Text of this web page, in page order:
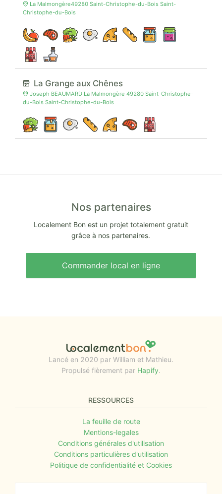
La Malmongère49280 Saint-Christophe-du-Bois Saint-
Christophe-du-Bois
La Grange aux Chênes
Joseph BEAUMARD La Malmongère 49280 Saint-Christophe-
du-Bois Saint-Christophe-du-Bois
Nos partenaires
Localement Bon est un projet totalement gratuit
grâce à nos partenaires.
Commander local en ligne
Lancé en 2020 par William et Mathieu.
Propulsé fièrement par Hapify.
RESSOURCES
La feuille de route
Mentions-legales
Conditions générales d'utilisation
Conditions particulières d'utilisation
Politique de confidentialité et Cookies